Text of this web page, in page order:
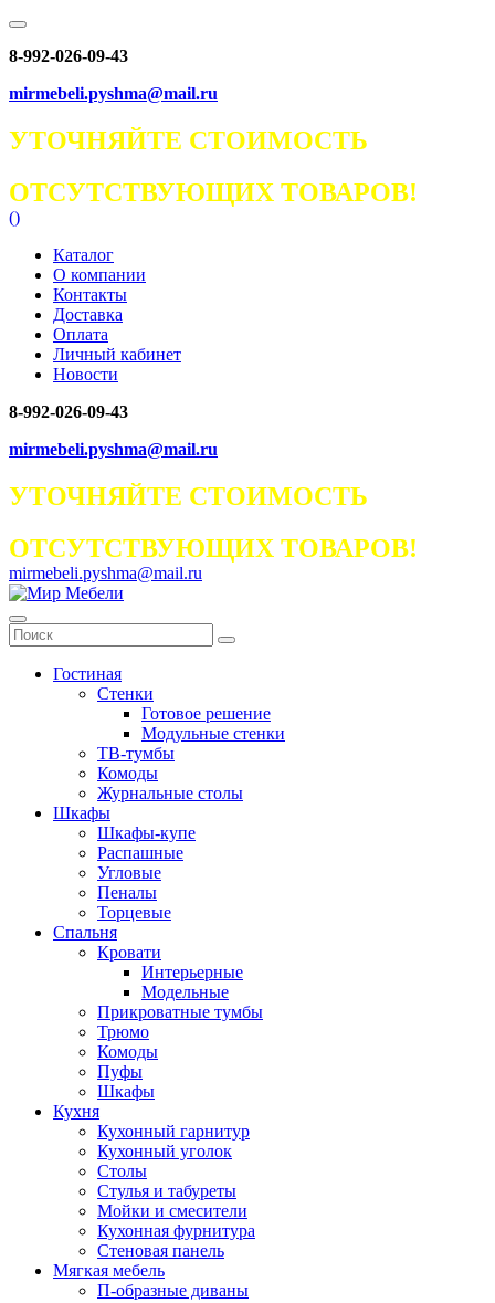
8-992-026-09-43
mirmebeli.pyshma@mail.ru
УТОЧНЯЙТЕ СТОИМОСТЬ
ОТСУТСТВУЮЩИХ ТОВАРОВ!
()
Каталог
О компании
Контакты
Доставка
Оплата
Личный кабинет
Новости
8-992-026-09-43
mirmebeli.pyshma@mail.ru
УТОЧНЯЙТЕ СТОИМОСТЬ
ОТСУТСТВУЮЩИХ ТОВАРОВ!
mirmebeli.pyshma@mail.ru
Гостиная
Стенки
Готовое решение
Модульные стенки
ТВ-тумбы
Комоды
Журнальные столы
Шкафы
Шкафы-купе
Распашные
Угловые
Пеналы
Торцевые
Спальня
Кровати
Интерьерные
Модельные
Прикроватные тумбы
Трюмо
Комоды
Пуфы
Шкафы
Кухня
Кухонный гарнитур
Кухонный уголок
Столы
Стулья и табуреты
Мойки и смесители
Кухонная фурнитура
Стеновая панель
Мягкая мебель
П-образные диваны